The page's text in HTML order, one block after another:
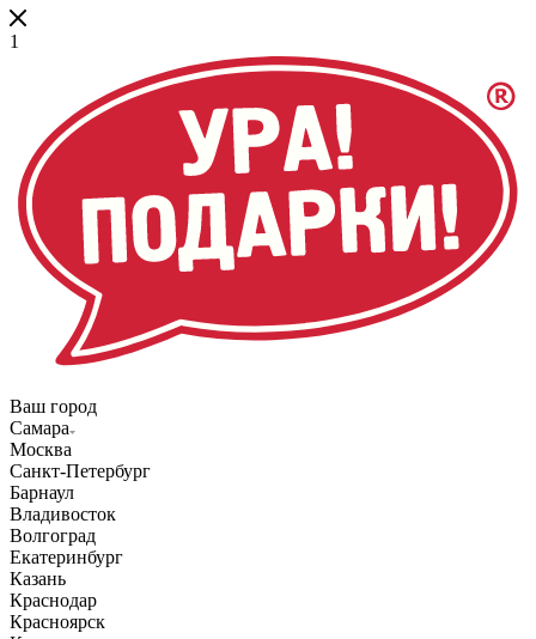
1
Ваш город
Самара
Москва
Санкт-Петербург
Барнаул
Владивосток
Волгоград
Екатеринбург
Казань
Краснодар
Красноярск